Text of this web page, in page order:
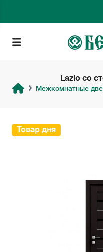
Lazio со
Межкомнатные
Товар дня